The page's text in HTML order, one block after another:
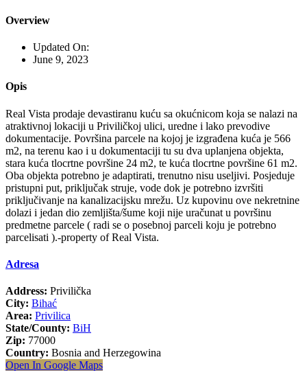
Overview
Updated On:
June 9, 2023
Opis
Real Vista prodaje devastiranu kuću sa okućnicom koja se nalazi na
atraktivnoj lokaciji u Priviličkoj ulici, uredne i lako prevodive
dokumentacije. Površina parcele na kojoj je izgrađena kuća je 566
m2, na terenu kao i u dokumentaciji tu su dva uplanjena objekta,
stara kuća tlocrtne površine 24 m2, te kuća tlocrtne površine 61 m2.
Oba objekta potrebno je adaptirati, trenutno nisu useljivi. Posjeduje
pristupni put, priključak struje, vode dok je potrebno izvršiti
priključivanje na kanalizacijsku mrežu. Uz kupovinu ove nekretnine
dolazi i jedan dio zemljišta/šume koji nije uračunat u površinu
predmetne parcele ( radi se o posebnoj parceli koju je potrebno
parcelisati ).-property of Real Vista.
Adresa
Address: Privilička
City: Bihać
Area: Privilica
State/County: BiH
Zip: 77000
Country: Bosnia and Herzegowina
Open In Google Maps